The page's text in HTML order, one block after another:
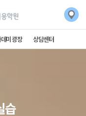
미 광장 상담센터
습